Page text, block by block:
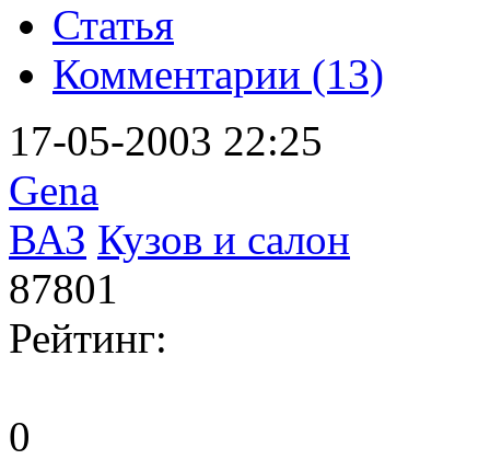
Статья
Комментарии (13)
17-05-2003 22:25
Gena
ВАЗ Кузов и салон
87801
Рейтинг:
0